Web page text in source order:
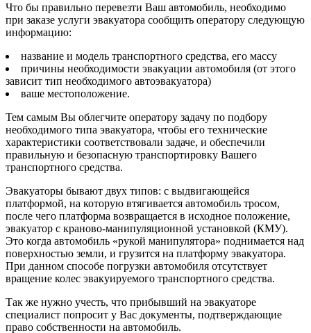
Что бы правильно перевезти Ваш автомобиль, необходимо
при заказе услуги эвакуатора сообщить оператору следующую
информацию:
название и модель транспортного средства, его массу
причины необходимости эвакуации автомобиля (от этого
зависит тип необходимого автоэвакуатора)
ваше местоположение.
Тем самым Вы облегчите оператору задачу по подбору
необходимого типа эвакуатора, чтобы его технические
характеристики соответствовали задаче, и обеспечили
правильную и безопасную транспортировку Вашего
транспортного средства.
Эвакуаторы бывают двух типов: с выдвигающейся
платформой, на которую втягивается автомобиль тросом,
после чего платформа возвращается в исходное положение,
эвакуатор с краново-манипуляционной установкой (КМУ).
Это когда автомобиль «рукой манипулятора» поднимается над
поверхностью земли, и грузится на платформу эвакуатора.
При данном способе погрузки автомобиля отсутствует
вращение колес эвакуируемого транспортного средства.
Так же нужно учесть, что прибывший на эвакуаторе
специалист попросит у Вас документы, подтверждающие
право собственности на автомобиль.